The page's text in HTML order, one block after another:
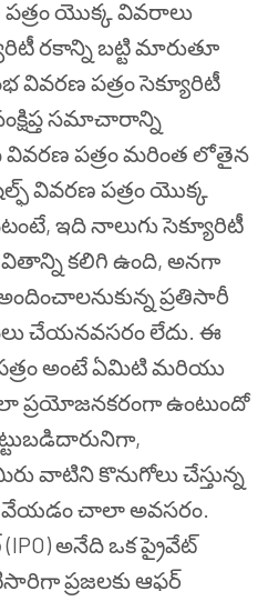
పత్రం యొక్క వివరాలు
రకాన్ని బట్టి మారుతూ
వివరణ పత్రం సెక్యూరిటీ
సమాచారాన్ని
పత్రం మరింత లోతైన
వివరణ పత్రం యొక్క
, ఇది నాలుగు సెక్యూరిటీ
కలిగి ఉంది, అనగా
ప్రతిసారీ
చేయనవసరం లేదు. ఈ
అంటే ఏమిటి మరియు
ప్రయోజనకరంగా ఉంటుందో
,
వాటిని కొనుగోలు చేస్తున్న
వేయడం చాలా అవసరం.
అనేది ఒక ప్రైవేట్
ప్రజలకు ఆఫర్